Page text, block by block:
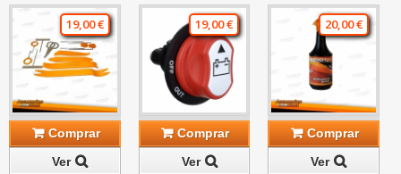
19,00 €
Comprar
Ver
19,00 €
Comprar
Ver
20,00 €
Comprar
Ver